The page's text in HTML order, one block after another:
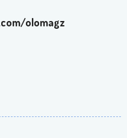
olomagz